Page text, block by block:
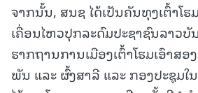
ຈາກນັ້ນ, ສນຊ ໄດ້ເປັນຄັນທຸງເຕົ້າໂ
ເຄື່ອນໄຫວປຸກລະດົມປະຊາຊົນລາວບັ
ຮາກຖານການເມືອງເຕົ້າໂຮມເອົາສອ
ພັນ ແລະ ຜົ້ງສາລີ ແລະ ກອງປະຊຸມໃ